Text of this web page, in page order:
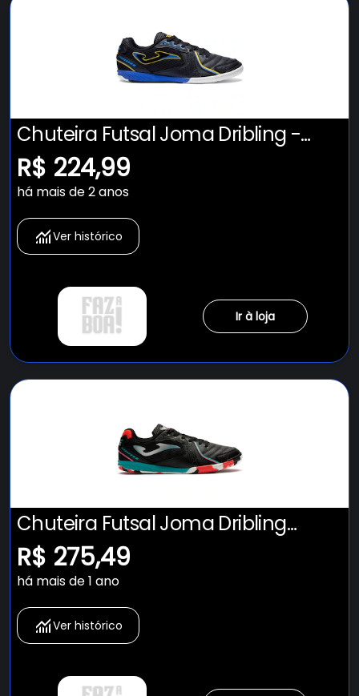
Chuteira Futsal Joma Dribling -
Adulto
R$ 224,99
há mais de 2 anos
Ver histórico
Ir à loja
Chuteira Futsal Joma Dribling
Adulto
R$ 275,49
há mais de 1 ano
Ver histórico